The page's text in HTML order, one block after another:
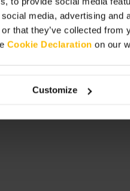
media, advertising
that they’ve collected
Cookie Declaration on our
Customize